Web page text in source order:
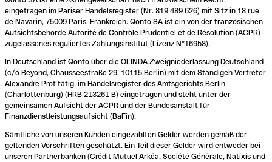
eingetragen im Pariser Handelsregister (Nr. 819 489 626) mit Sitz in 18 rue
de Navarin, 75009 Paris, Frankreich. Qonto SA ist ein von der französischen
Aufsichtsbehörde Autorité de Contrôle Prudentiel et de Résolution (ACPR)
zugelassenes reguliertes Zahlungsinstitut (Lizenz N°16958).
In Deutschland ist Qonto über die OLINDA Zweigniederlassung Deutschland
(c/o Beyond, Chausseestraße 29, 10115 Berlin) mit dem Ständigen Vertreter
Alexandre Prot tätig, im Handelsregister des Amtsgerichts Berlin
(Charlottenburg) (HRB 213261 B) eingetragen und steht unter der
gemeinsamen Aufsicht der ACPR und der Bundesanstalt für
Finanzdienstleistungsaufsicht (BaFin).
Sämtliche von unseren Kunden eingezahlten Gelder werden gemäß der
geltenden Vorschriften geschützt. Ein Teil dieser Gelder wird entweder bei
unseren Partnerbanken (Crédit Mutuel Arkéa, Société Générale, Natixis und